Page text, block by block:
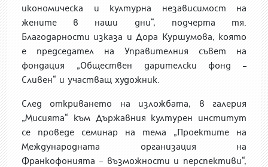
икономическа и културна независимост на
жените в наши дни“, подчерта тя.
Благодарности изказа и Дора Куршумова, която
е председател на Управителния съвет на
фондация „Обществен дарителски фонд –
Сливен“ и участващ художник.
След откриването на изложбата, в галерия
„Мисията“ към Държавния културен институт
се проведе семинар на тема „Проектите на
Международната организация на
Франкофонията – възможности и перспективи“,